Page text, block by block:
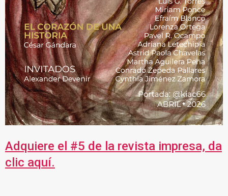
Adquiere el #5 de la revista impresa, da
clic aquí.